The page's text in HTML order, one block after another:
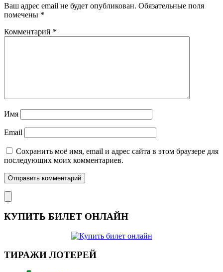
Ваш адрес email не будет опубликован. Обязательные поля
помечены *
Комментарий *
Имя
Email
Сохранить моё имя, email и адрес сайта в этом браузере для
последующих моих комментариев.
КУПИТЬ БИЛЕТ ОНЛАЙН
ТИРАЖИ ЛОТЕРЕЙ